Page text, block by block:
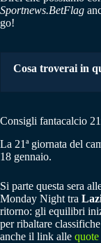
Sportnews.BetFlag
go!
Cosa troverai in
Consigli fantacalcio
La 21ª giornata del
18 gennaio.
Si parte questa sera
Monday Night tra
ritorno: gli equilibri
per ribaltare
anche il link alle quote